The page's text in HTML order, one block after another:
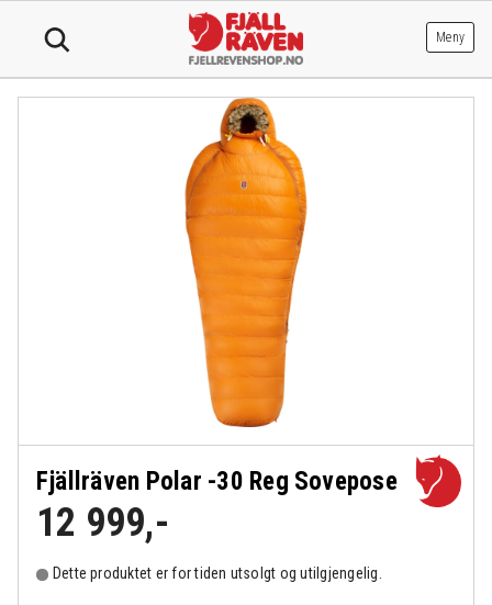
Meny
Fjällräven Polar -30 Reg Sovepose
12 999,-
Dette produktet er for tiden utsolgt og utilgjengelig.